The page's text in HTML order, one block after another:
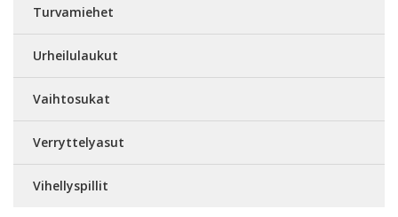
Turvamiehet
Urheilulaukut
Vaihtosukat
Verryttelyasut
Vihellyspillit